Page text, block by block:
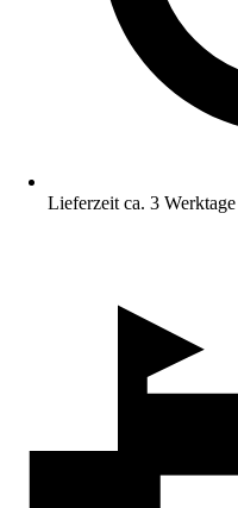
Lieferzeit ca. 3 Werktage